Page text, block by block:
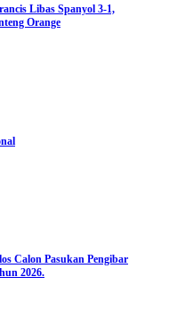
Libas Spanyol 3-1,
Orange
Calon Pasukan Pengibar
2026.